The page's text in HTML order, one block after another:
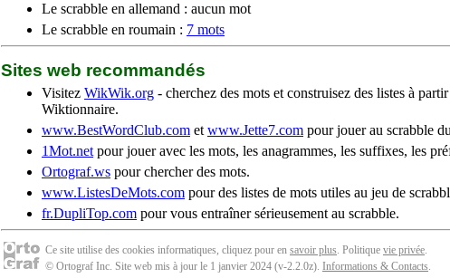
Le scrabble en allemand : aucun mot
Le scrabble en roumain : 7 mots
Sites web recommandés
Visitez WikWik.org - cherchez des mots et construisez des listes à
Wiktionnaire.
www.BestWordClub.com et www.Jette7.com pour jouer au scrabble
1Mot.net pour jouer avec les mots, les anagrammes, les suffixes, les
Ortograf.ws pour chercher des mots.
www.ListesDeMots.com pour des listes de mots utiles au jeu de
fr.DupliTop.com pour vous entraîner sérieusement au scrabble.
Ce site utilise des cookies informatiques, cliquez pour en savoir plus. Politique vie privée.
© Ortograf Inc. Site web mis à jour le 1 janvier 2024 (v-2.2.0z). Informations & Contacts.